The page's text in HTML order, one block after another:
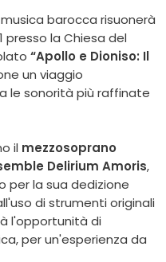
barocca risuonerà
presso la Chiesa del
“Apollo e Dioniso: Il
un viaggio
le sonorità più raffinate
il mezzosoprano
Delirium Amoris,
per la sua dedizione
di strumenti originali
l'opportunità di
per un'esperienza da